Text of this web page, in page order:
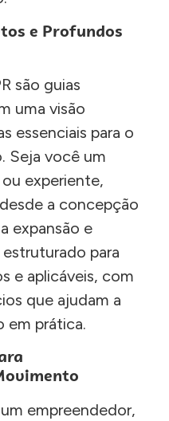
e Profundos
são guias
uma visão
essenciais para o
Seja você um
experiente,
a concepção
expansão e
para
e aplicáveis, com
que ajudam a
em prática.
empreendedor,